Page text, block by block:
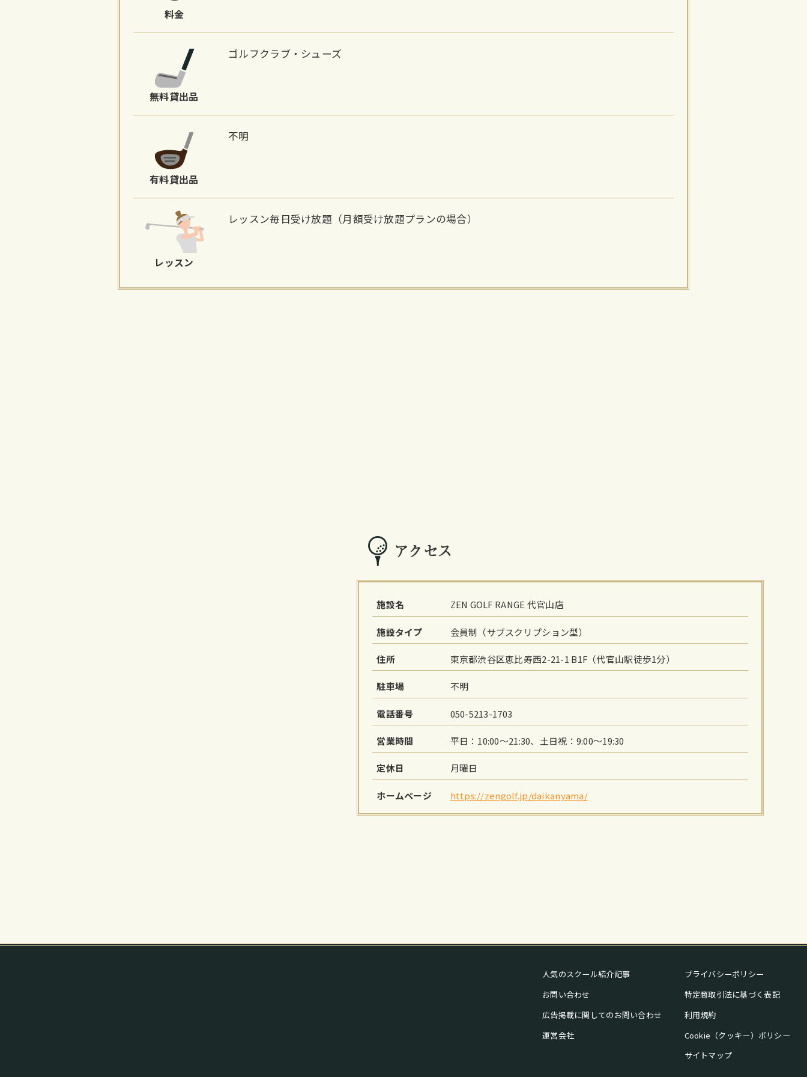
料金
無料貸出品
ゴルフクラブ・シューズ
有料貸出品
不明
レッスン
レッスン毎日受け放題（月額受け放題プランの場合）
アクセス
施設名 ZEN GOLF RANGE 代官山店
施設タイプ 会員制（サブスクリプション型）
住所 東京都渋谷区恵比寿西2-21-1 B1F（代官山駅徒歩1分）
駐車場 不明
電話番号 050-5213-1703
営業時間 平日：10:00～21:30、土日祝：9:00～19:30
定休日 月曜日
ホームページ https://zengolf.jp/daikanyama/
人気のスクール紹介記事
お問い合わせ
広告掲載に関してのお問い合わせ
運営会社
プライバシーポリシー
特定商取引法に基づく表記
利用規約
Cookie（クッキー）ポリシー
サイトマップ